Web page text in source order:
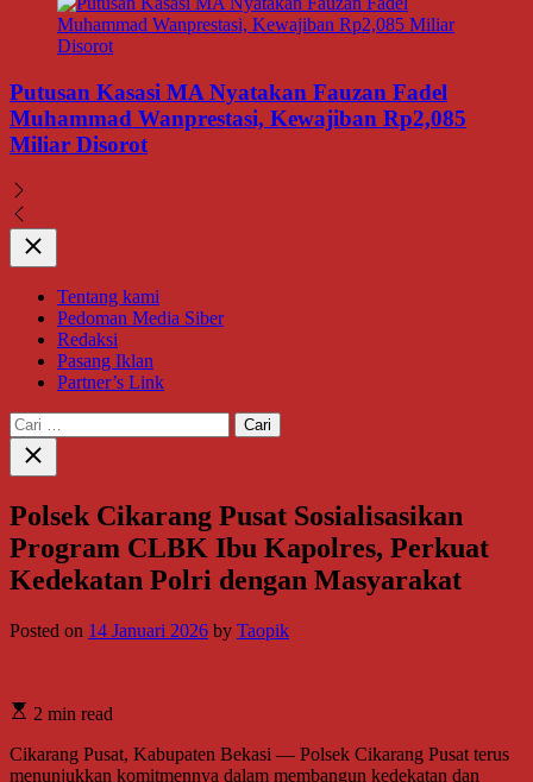
Putusan Kasasi MA Nyatakan Fauzan Fadel
Muhammad Wanprestasi, Kewajiban Rp2,085
Miliar Disorot
Close
Tentang kami
Pedoman Media Siber
Redaksi
Pasang Iklan
Partner’s Link
Cari
untuk:
Close
search
Polsek Cikarang Pusat Sosialisasikan
Program CLBK Ibu Kapolres, Perkuat
Kedekatan Polri dengan Masyarakat
Posted on 14 Januari 2026 by Taopik
2 min read
Cikarang Pusat, Kabupaten Bekasi — Polsek Cikarang Pusat terus
menunjukkan komitmennya dalam membangun kedekatan dan